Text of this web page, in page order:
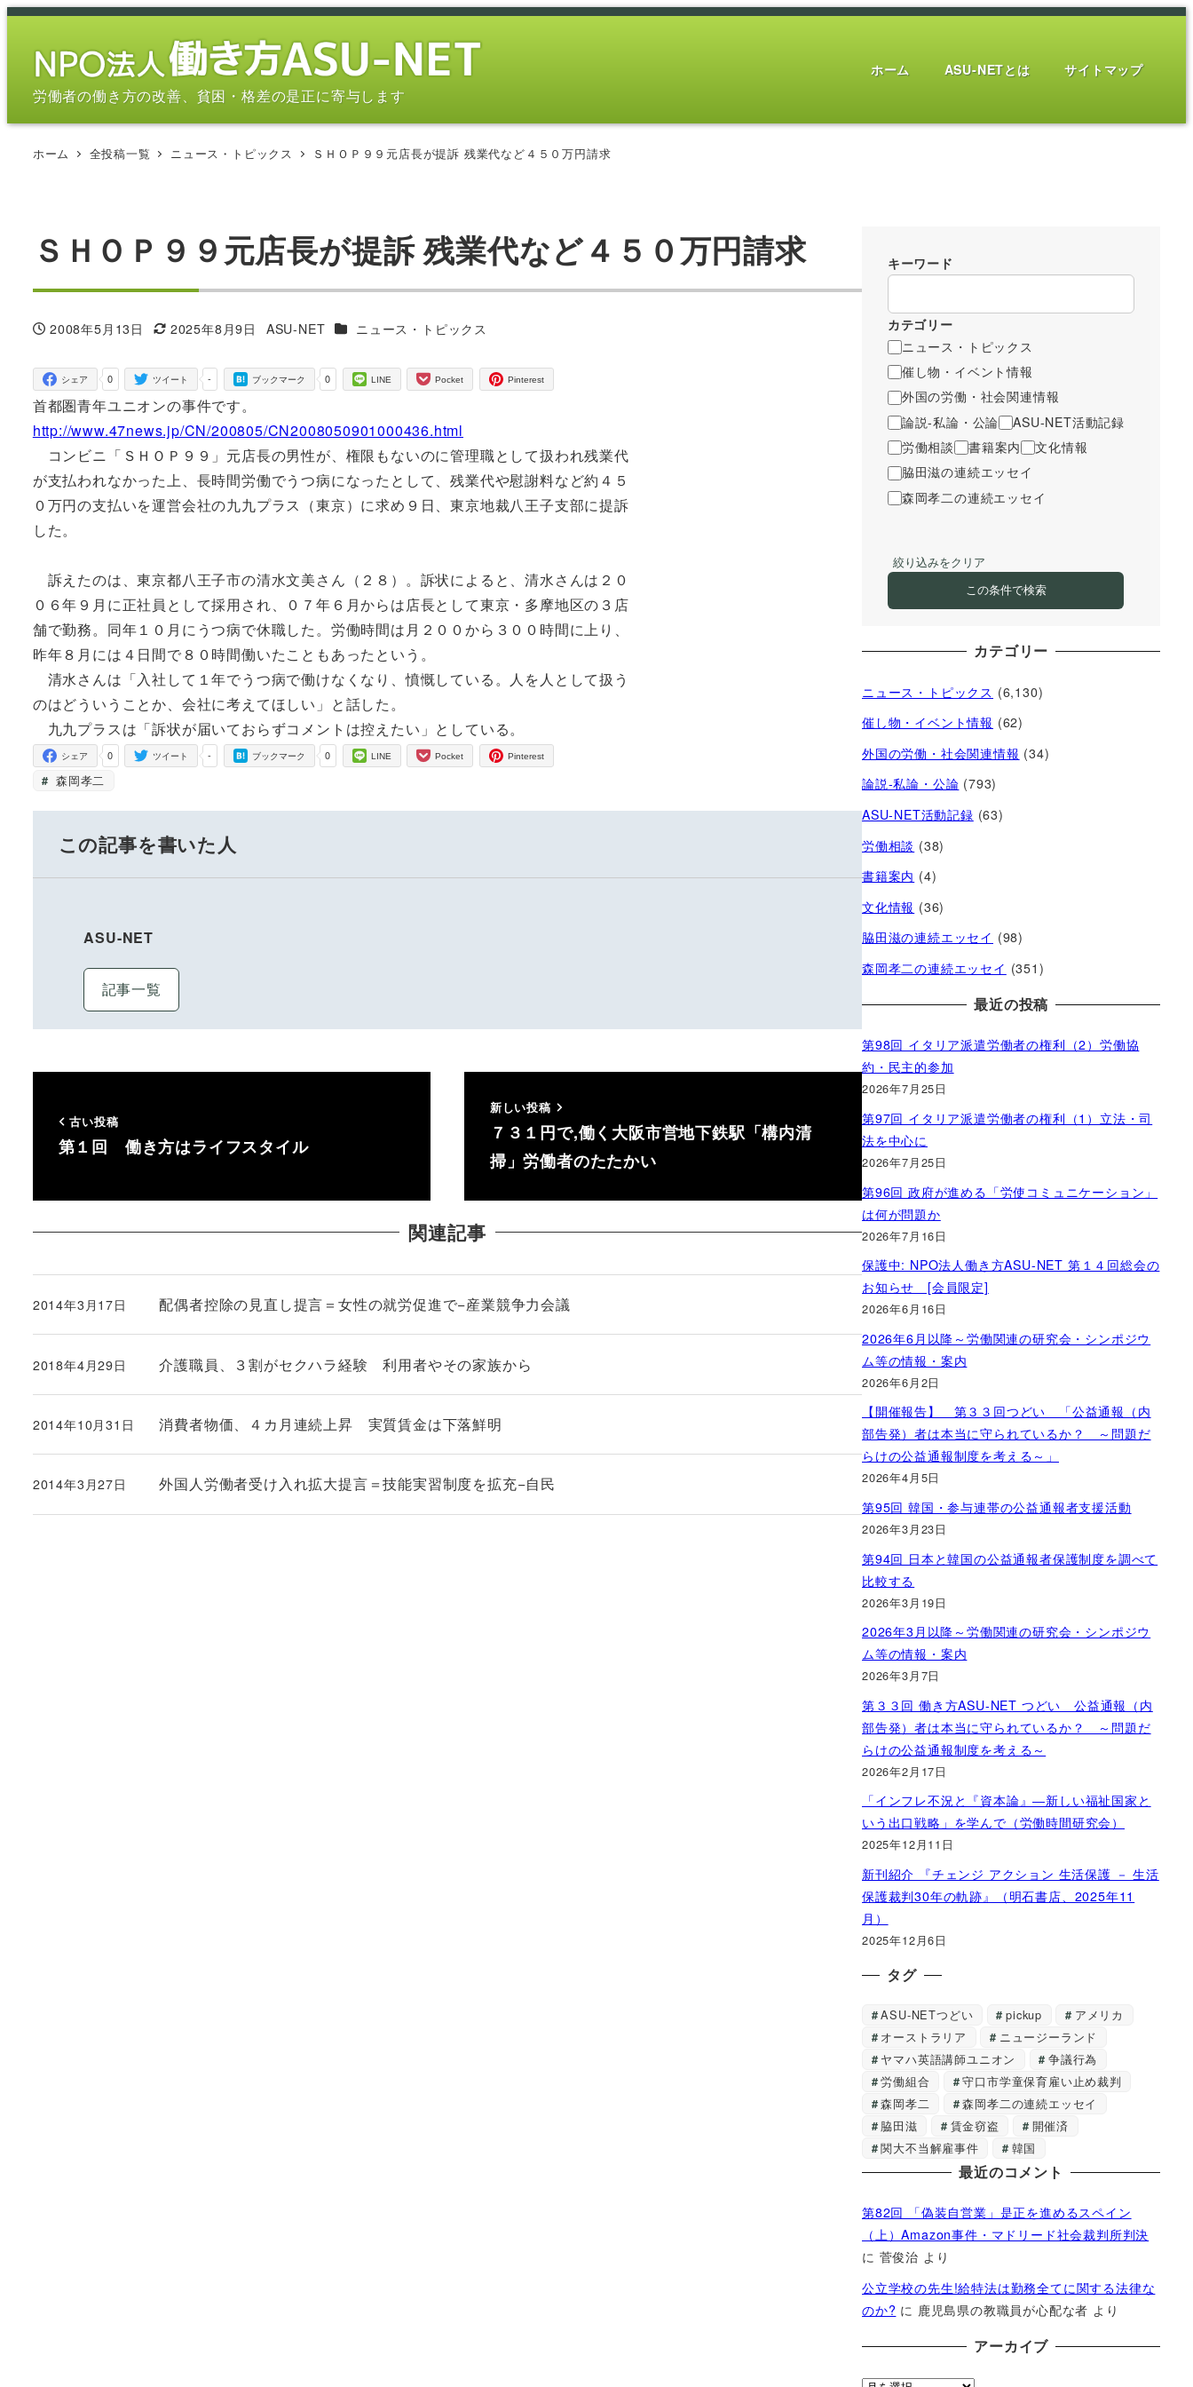
メ
労働者の働き方の改善、貧困・格差の是正に寄与します
ホーム ASU-NETとは サイトマップ
ホーム 全投稿一覧 ニュース・トピックス ＳＨＯＰ９９元店長が提訴 残業代など４５０万円請求
ＳＨＯＰ９９元店長が提訴 残業代など４５０万円請求
投稿日
2008年5月13日
更新日
2025年8月9日
著
ASU-NET カテゴリー
ニュース・トピックス
0
シェア -
ツイート 0
ブックマーク LINE Pocket Pinterest
首都圏青年ユニオンの事件です。
http://www.47news.jp/CN/200805/CN2008050901000436.html
コンビニ「ＳＨＯＰ９９」元店長の男性が、権限もないのに管理職として扱われ残業代
が支払われなかった上、長時間労働でうつ病になったとして、残業代や慰謝料など約４５
０万円の支払いを運営会社の九九プラス（東京）に求め９日、東京地裁八王子支部に提訴
した。
訴えたのは、東京都八王子市の清水文美さん（２８）。訴状によると、清水さんは２０
０６年９月に正社員として採用され、０７年６月からは店長として東京・多摩地区の３店
舗で勤務。同年１０月にうつ病で休職した。労働時間は月２００から３００時間に上り、
昨年８月には４日間で８０時間働いたこともあったという。
清水さんは「入社して１年でうつ病で働けなくなり、憤慨している。人を人として扱う
のはどういうことか、会社に考えてほしい」と話した。
九九プラスは「訴状が届いておらずコメントは控えたい」としている。
0
シェア -
ツイート 0
ブックマーク LINE Pocket Pinterest
森岡孝二
この記事を書いた人
ASU-NET
記事一覧
古い投稿
第１回 働き方はライフスタイル
新しい投稿
７３１円で,働く大阪市営地下鉄駅「構内清
掃」労働者のたたかい
関連記事
配偶者控除の見直し提言＝女性の就労促進で−産業競争力会議
投稿日
2014年3月17日
介護職員、３割がセクハラ経験 利用者やその家族から
投稿日
2018年4月29日
消費者物価、４カ月連続上昇 実質賃金は下落鮮明
投稿日
2014年10月31日
外国人労働者受け入れ拡大提言＝技能実習制度を拡充−自民
投稿日
2014年3月27日
キーワード
カテゴリー
ニュース・トピックス
催し物・イベント情報
外国の労働・社会関連情報
論説-私論・公論
ASU-NET活動記録
労働相談
書籍案内
文化情報
脇田滋の連続エッセイ
森岡孝二の連続エッセイ
絞り込みをクリア
この条件で検索
カテゴリー
ニュース・トピックス (6,130)
催し物・イベント情報 (62)
外国の労働・社会関連情報 (34)
論説-私論・公論 (793)
ASU-NET活動記録 (63)
労働相談 (38)
書籍案内 (4)
文化情報 (36)
脇田滋の連続エッセイ (98)
森岡孝二の連続エッセイ (351)
最近の投稿
第98回 イタリア派遣労働者の権利（2）労働協
約・民主的参加
2026年7月25日
第97回 イタリア派遣労働者の権利（1）立法・司
法を中心に
2026年7月25日
第96回 政府が進める「労使コミュニケーション」
は何が問題か
2026年7月16日
保護中: NPO法人働き方ASU-NET 第１４回総会の
お知らせ [会員限定]
2026年6月16日
2026年6月以降～労働関連の研究会・シンポジウ
ム等の情報・案内
2026年6月2日
【開催報告】 第３３回つどい 「公益通報（内
部告発）者は本当に守られているか？ ～問題だ
らけの公益通報制度を考える～」
2026年4月5日
第95回 韓国・参与連帯の公益通報者支援活動
2026年3月23日
第94回 日本と韓国の公益通報者保護制度を調べて
比較する
2026年3月19日
2026年3月以降～労働関連の研究会・シンポジウ
ム等の情報・案内
2026年3月7日
第３３回 働き方ASU-NET つどい 公益通報（内
部告発）者は本当に守られているか？ ～問題だ
らけの公益通報制度を考える～
2026年2月17日
「インフレ不況と『資本論』―新しい福祉国家と
いう出口戦略」を学んで（労働時間研究会）
2025年12月11日
新刊紹介 『チェンジ アクション 生活保護 － 生活
保護裁判30年の軌跡』（明石書店、2025年11
月）
2025年12月6日
タグ
ASU-NETつどい pickup
アメリカ
オーストラリア
ニュージーランド
ヤマハ英語講師ユニオン
争議行為
労働組合
守口市学童保育雇い止め裁判
森岡孝二
森岡孝二の連続エッセイ
脇田滋
賃金窃盗
開催済
関大不当解雇事件
韓国
最近のコメント
第82回 「偽装自営業」是正を進めるスペイン
（上）Amazon事件・マドリード社会裁判所判決
に 菅俊治 より
公立学校の先生!給特法は勤務全てに関する法律な
のか? に 鹿児島県の教職員が心配な者 より
アーカイブ